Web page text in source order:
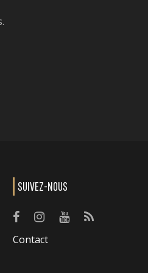
SUIVEZ-NOUS
Contact